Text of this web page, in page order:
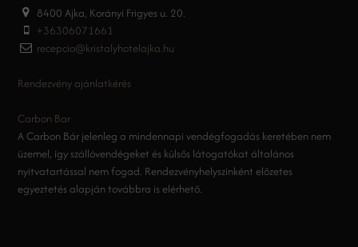
8400 Ajka, Korányi Frigyes u. 20.
+36306071661
recepcio@kristalyhotelajka.hu
Rendezvény ajánlatkérés
Carbon Bar
A Carbon Bár jelenleg a mindennapi vendégfogadás keretében nem
üzemel, így szállóvendégeket és külsős látogatókat általános
nyitvatartással nem fogad. Rendezvényhelyszínként előzetes
egyeztetés alapján továbbra is elérhető.